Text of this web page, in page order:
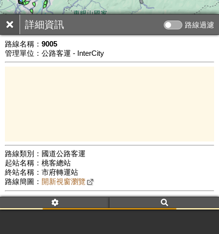
詳細資訊 路線過濾
路線名稱： 9005
管理單位：公路客運 - InterCity
路線類別：國道公路客運
起站名稱：桃客總站
終站名稱：市府轉運站
路線簡圖： 開新視窗瀏覽
附屬名稱：9005
車頭描述：桃園市西北區
國道1號 臺北市東南區
公車數量: 累計5611、上線4470